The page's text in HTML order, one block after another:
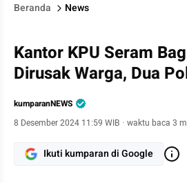
Beranda News
Kantor KPU Seram
Dirusak Warga, Dua
kumparanNEWS
8 Desember 2024 11:59 WIB · waktu baca 3
Ikuti kumparan di Google